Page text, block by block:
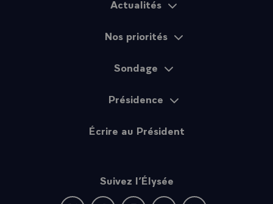
Actualités
Nos priorités
Sondage
Présidence
Écrire au Président
Suivez l’Élysée